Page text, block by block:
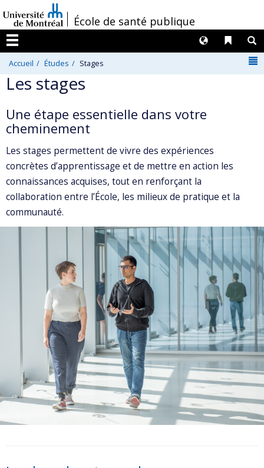
au
contenu
/École de santé publique
Menu
Liens
Langues
Accueil Études Stages
Les stages
Une étape essentielle dans votre
cheminement
Les stages permettent de vivre des expériences
concrètes d’apprentissage et de mettre en action les
connaissances acquises, tout en renforçant la
collaboration entre l’École, les milieux de pratique et la
communauté.